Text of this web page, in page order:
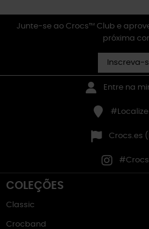
Junte-se ao Crocs™ Club e
próxima
Inscreva-
Entre na
Crocs.es
COLEÇÕES
Classic
Crocband